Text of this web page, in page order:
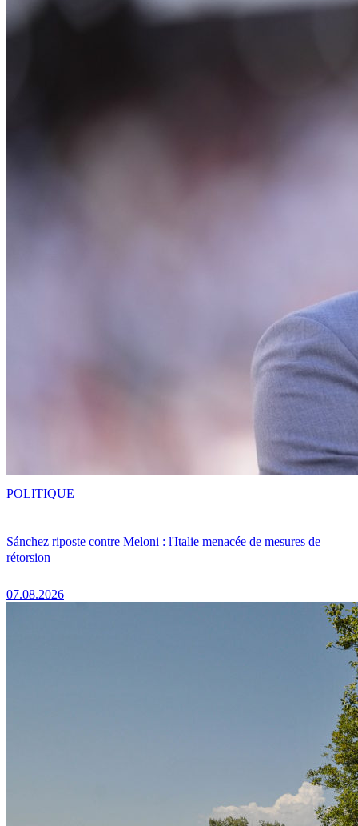
Sánchez riposte contre Meloni : l'Italie menacée de mesures de
rétorsion
07.08.2026
POLITIQUE